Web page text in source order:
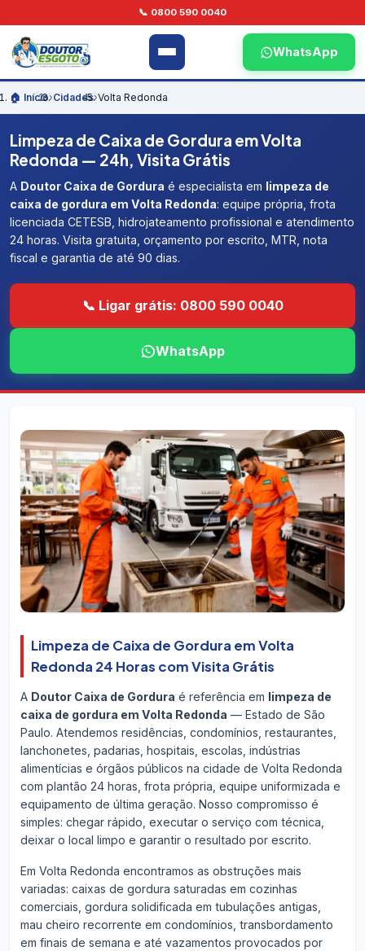
📞 0800 590 0040
WhatsApp
🏠 Início›Cidades›Volta Redonda
Limpeza de Caixa de Gordura em Volta
Redonda — 24h, Visita Grátis
A Doutor Caixa de Gordura é especialista em limpeza de
caixa de gordura em Volta Redonda: equipe própria, frota
licenciada CETESB, hidrojateamento profissional e atendimento
24 horas. Visita gratuita, orçamento por escrito, MTR, nota
fiscal e garantia de até 90 dias.
📞 Ligar grátis: 0800 590 0040
WhatsApp
Limpeza de Caixa de Gordura em Volta
Redonda 24 Horas com Visita Grátis
A Doutor Caixa de Gordura é referência em limpeza de
caixa de gordura em Volta Redonda — Estado de São
Paulo. Atendemos residências, condomínios, restaurantes,
lanchonetes, padarias, hospitais, escolas, indústrias
alimentícias e órgãos públicos na cidade de Volta Redonda
com plantão 24 horas, frota própria, equipe uniformizada e
equipamento de última geração. Nosso compromisso é
simples: chegar rápido, executar o serviço com técnica,
deixar o local limpo e garantir o resultado por escrito.
Em Volta Redonda encontramos as obstruções mais
variadas: caixas de gordura saturadas em cozinhas
comerciais, gordura solidificada em tubulações antigas,
mau cheiro recorrente em condomínios, transbordamento
em finais de semana e até vazamentos provocados por